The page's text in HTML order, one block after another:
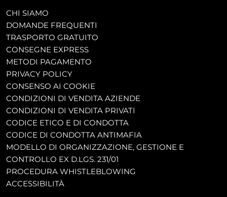
CHI SIAMO
DOMANDE FREQUENTI
TRASPORTO GRATUITO
CONSEGNE EXPRESS
METODI PAGAMENTO
PRIVACY POLICY
CONSENSO AI COOKIE
CONDIZIONI DI VENDITA AZIENDE
CONDIZIONI DI VENDITA PRIVATI
CODICE ETICO E DI CONDOTTA
CODICE DI CONDOTTA ANTIMAFIA
MODELLO DI ORGANIZZAZIONE, GESTIONE E
CONTROLLO EX D.LGS. 231/01
PROCEDURA WHISTLEBLOWING
ACCESSIBILITÀ